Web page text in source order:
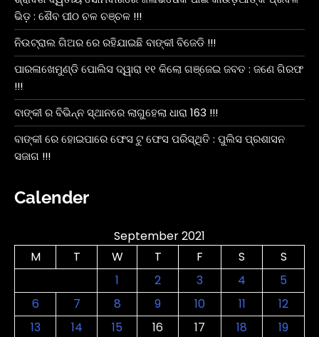
ଭିଡ଼ : ଶୈବ ପୀଠ ଚଳ ଚଞ୍ଚଳ !!!
ନିଉଟ୍ରାଲ ଗିଅର ରେ ରହିଯାଇଛି ବାଙ୍କୀ ବିଜେଡି !!!
ପାରଳାଖେମୁଣ୍ଡି ପୋଲିସ ଦ୍ୱାରା ୧୧ କିଲୋ ଗଞ୍ଜେଇ ଜବତ : ଜଣେ ଗିରଫ
!!!
ବାଙ୍କୀ ର ବିଭିନ୍ନ ସ୍ଥାନରେ ଲାଗୁହେଲା ଧାରା 163 !!!
ବାଙ୍କୀ ରେ ହୋଇପାରେ ଫେସ ଟୁ ଫେସ ପରିସ୍ଥିତି : ପୁଲିସ ପ୍ରଶାସନ
ସଜାଗ !!!
Calender
September 2021
M
T W T F S
S
1
2 3 4
5
6
7 8 9 10 11
12
13
14 15 16 17 18
19